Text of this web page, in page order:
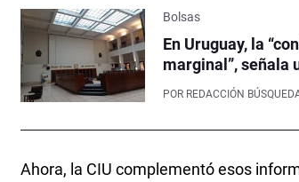
Bolsas
En Uruguay, la
marginal”, señala
POR REDACCIÓN
Ahora, la CIU complementó esos